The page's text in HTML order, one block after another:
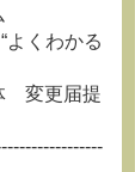
くわかる
変更届提